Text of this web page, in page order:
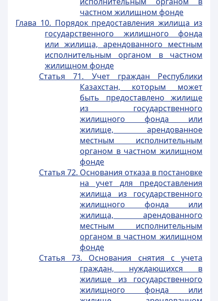
частном жилищном фонде
Глава 10. Порядок предоставления жилища из
государственного жилищного фонда
или жилища, арендованного местным
исполнительным органом в частном
жилищном фонде
Статья 71. Учет граждан Республики
Казахстан, которым может
быть предоставлено жилище
из государственного
жилищного фонда или
жилище, арендованное
местным исполнительным
органом в частном жилищном
фонде
Статья 72. Основания отказа в постановке
на учет для предоставления
жилища из государственного
жилищного фонда или
жилища, арендованного
местным исполнительным
органом в частном жилищном
фонде
Статья 73. Основания снятия с учета
граждан, нуждающихся в
жилище из государственного
жилищного фонда или